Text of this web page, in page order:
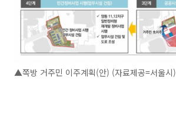
▲쪽방 거주민 이주계획(안) (자료제공=서울시)